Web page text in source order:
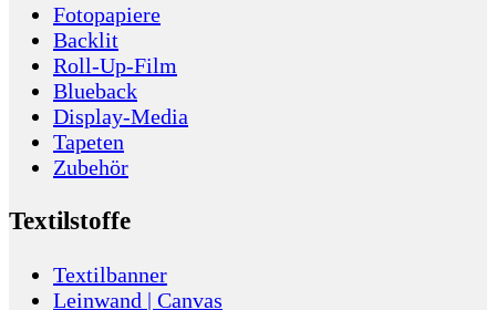
Fotopapiere
Backlit
Roll-Up-Film
Blueback
Display-Media
Tapeten
Zubehör
Textilstoffe
Textilbanner
Leinwand | Canvas